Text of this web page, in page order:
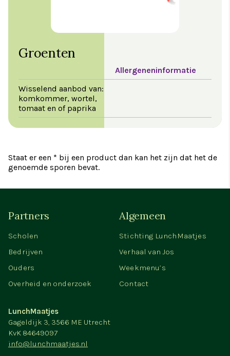
Groenten
Allergeneninformatie
Wisselend aanbod van:
komkommer, wortel,
tomaat en of paprika
Staat er een * bij een product dan kan het zijn dat het de
genoemde sporen bevat.
Partners
Scholen
Bedrijven
Ouders
Overheid en onderzoek
Algemeen
Stichting LunchMaatjes
Verhaal van Jos
Weekmenu’s
Contact
LunchMaatjes
Gageldijk 3, 3566 ME Utrecht
KvK 84649097
info@lunchmaatjes.nl